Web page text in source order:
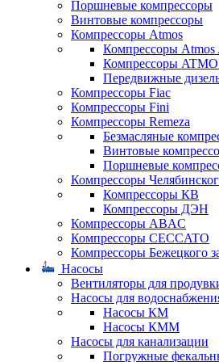
Поршневые компрессоры
Винтовые компрессоры
Компрессоры Atmos
Компрессоры
Компрессоры
Передвижные
Компрессоры Fiac
Компрессоры Fini
Компрессоры Remeza
Безмасляные
Винтовые
Поршневые
Компрессоры
Компрессоры КВ
Компрессоры ДЭН
Компрессоры ABAC
Компрессоры CECCATO
Компрессоры Бежецкого
Насосы
Вентиляторы для
Насосы для
Насосы КМ
Насосы КММ
Насосы для канализации
Погружные